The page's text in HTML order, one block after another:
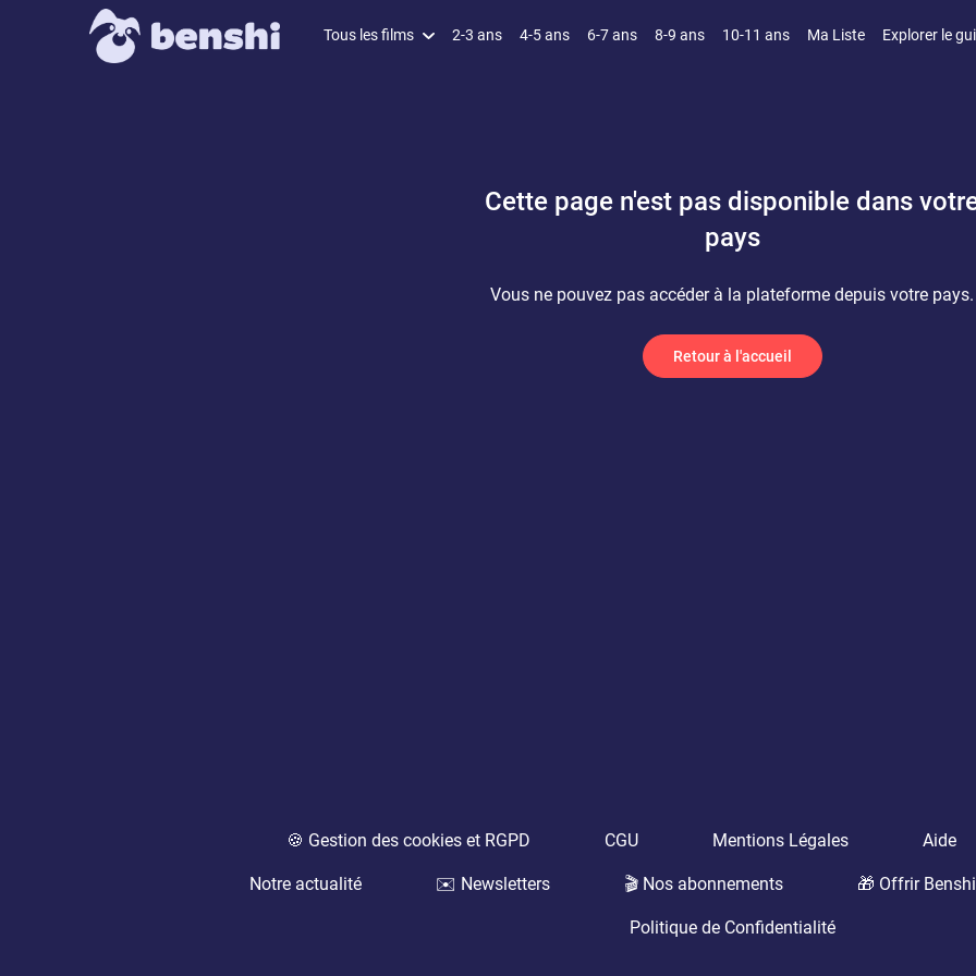
Tous les films 2-3 ans 4-5 ans 6-7 ans 8-9 ans 10-11 ans Ma Liste Explorer le
Cette page n'est pas disponible dans
pays
Vous ne pouvez pas accéder à la plateforme depuis votre pays.
Retour à l'accueil
🍪 Gestion des cookies et RGPD CGU Mentions Légales Aide
Notre actualité ✉️ Newsletters 🎬 Nos abonnements 🎁 Offrir Benshi
Politique de Confidentialité